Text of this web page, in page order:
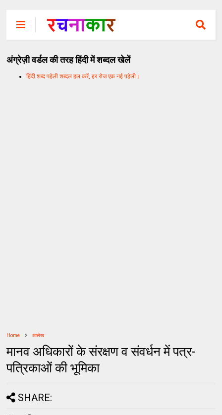
अंग्रेज़ी वर्डल की तरह हिंदी में शब्दल खेलें
हिंदी शब्द पहेली शब्दल हल करें, हर रोज एक नई पहेली।
Home आलेख
मानव अधिकारों के संरक्षण व संवर्धन में पत्र-
पत्रिकाओं की भूमिका
SHARE: